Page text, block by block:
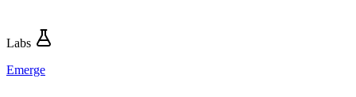
Labs
Emerge